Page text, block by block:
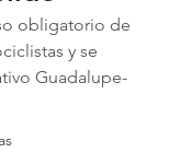
obligatorio de
y se
Guadalupe-